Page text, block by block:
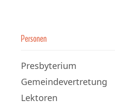
Personen
Presbyterium
Gemeindevertretung
Lektoren